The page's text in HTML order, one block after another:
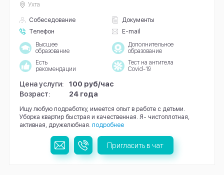
Собеседование
Документы
Телефон
E-mail
Ухта
Высшее
образование
Дополнительное
образование
Есть
рекомендации
Тест на антитела
Covid-19
Цена услуги:
100 руб/час
Возраст:
24 года
Ищу любую подработку, имеется опыт в работе с детьми.
Уборка квартир быстрая и качественная. Я- чистоплотная,
активная, дружелюбная. подробнее
Пригласить в чат